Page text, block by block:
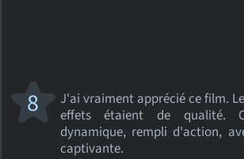
J'ai vraiment apprécié ce film.
effets étaient de qualité.
dynamique, rempli d'action,
captivante.
8